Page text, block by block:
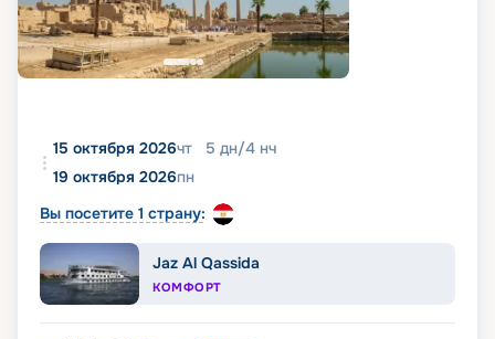
15 октября 2026чт 5 дн/4 нч
19 октября 2026пн
Вы посетите 1 страну:
Jaz Al Qassida
КОМФОРТ